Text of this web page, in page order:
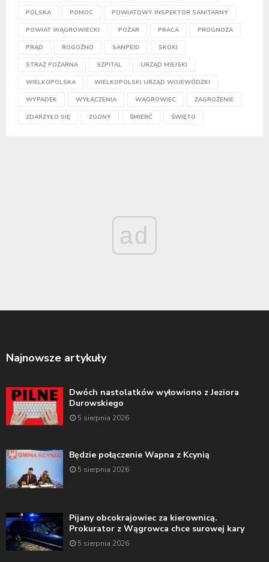
POLSKA POMOC POWIATOWY INSPEKTOR SANITARNY
POWIAT WĄGROWIECKI POŻAR PRACA PROGNOZA
PRĄD ROGOŹNO SANPEID SKOKI
STRAŻ POŻARNA SZPITAL URZĄD MIEJSKI
WIELKOPOLSKA WIELKOPOLSKI URZĄD WOJEWÓDZKI
WYPADEK WYŁĄCZENIA WĄGROWIEC ZAGROŻENIE
ZDARZYŁO SIĘ ZGONY ŚMIERĆ ŚWIĘTO
ad
Najnowsze artykuły
Dwóch nastolatków wyłowiono z Jeziora
Durowskiego
5 sierpnia 2026
Będzie połączenie Wapna z Kcynią
5 sierpnia 2026
Pijany obcokrajowiec za kierownicą.
Prokurator z Wągrowca chce surowej kary
5 sierpnia 2026